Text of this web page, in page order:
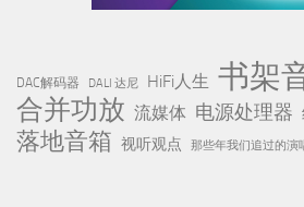
DAC解码器 DALI 达尼 HiFi人生 书架
合并功放 流媒体 电源处理器
落地音箱 视听观点 那些年我们追过的演